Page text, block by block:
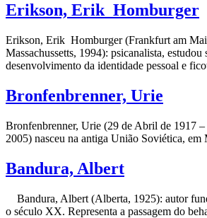
Erikson, Erik Homburger
Erikson, Erik Homburger (Frankfurt am
Massachussetts, 1994): psicanalista, estudou
desenvolvimento da identidade pessoal e
Bronfenbrenner, Urie
Bronfenbrenner, Urie (29 de Abril de 1917 –
2005) nasceu na antiga União Soviética,
Bandura, Albert
Bandura, Albert (Alberta, 1925): autor
o século XX. Representa a passagem do